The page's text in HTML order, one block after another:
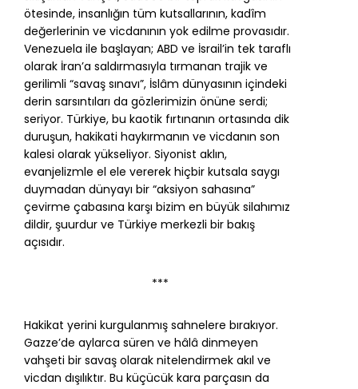
ötesinde, insanlığın tüm kutsallarının, kadîm
değerlerinin ve vicdanının yok edilme provasıdır.
Venezuela ile başlayan; ABD ve İsrail’in tek taraflı
olarak İran’a saldırmasıyla tırmanan trajik ve
gerilimli “savaş sınavı”, İslâm dünyasının içindeki
derin sarsıntıları da gözlerimizin önüne serdi;
seriyor. Türkiye, bu kaotik fırtınanın ortasında dik
duruşun, hakikati haykırmanın ve vicdanın son
kalesi olarak yükseliyor. Siyonist aklın,
evanjelizmle el ele vererek hiçbir kutsala saygı
duymadan dünyayı bir “aksiyon sahasına”
çevirme çabasına karşı bizim en büyük silahımız
dildir, şuurdur ve Türkiye merkezli bir bakış
açısıdır.
***
Hakikat yerini kurgulanmış sahnelere bırakıyor.
Gazze’de aylarca süren ve hâlâ dinmeyen
vahşeti bir savaş olarak nitelendirmek akıl ve
vicdan dışılıktır. Bu küçücük kara parçasın da